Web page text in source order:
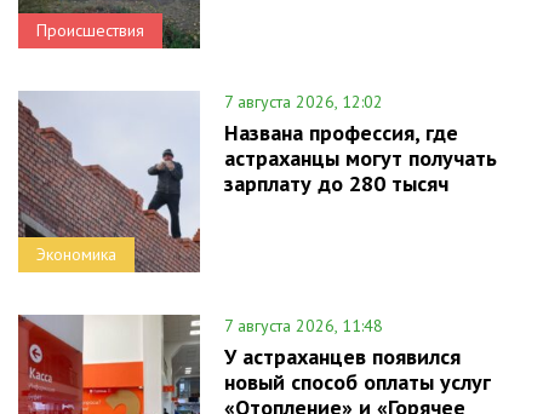
Происшествия
Экономика
7 августа 2026, 12:02
Названа профессия, где
астраханцы могут получать
зарплату до 280 тысяч
7 августа 2026, 11:48
У астраханцев появился
новый способ оплаты услуг
«Отопление» и «Горячее